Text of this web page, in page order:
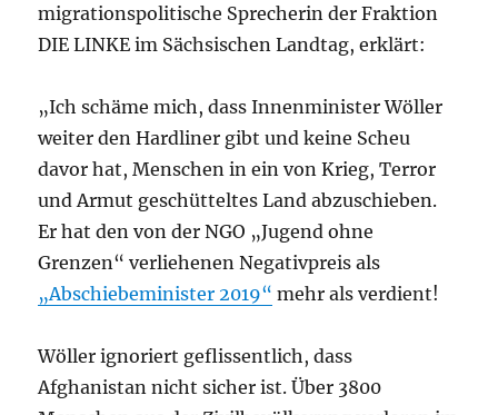
migrationspolitische Sprecherin der Fraktion
DIE LINKE im Sächsischen Landtag, erklärt:
„Ich schäme mich, dass Innenminister Wöller
weiter den Hardliner gibt und keine Scheu
davor hat, Menschen in ein von Krieg, Terror
und Armut geschütteltes Land abzuschieben.
Er hat den von der NGO „Jugend ohne
Grenzen“ verliehenen Negativpreis als
„Abschiebeminister 2019“ mehr als verdient!
Wöller ignoriert geflissentlich, dass
Afghanistan nicht sicher ist. Über 3800